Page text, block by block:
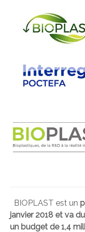
BIOPLAST est un
janvier 2018 et va
un budget de 1,4